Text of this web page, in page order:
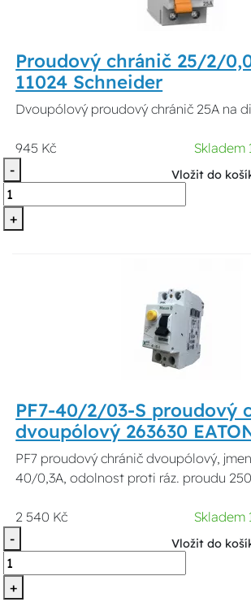
Proudový chránič 25/2/
11024 Schneider
Dvoupólový proudový chránič 25A na
945 Kč
Skladem
-
+
Vložit do
PF7-40/2/03-S proudový
dvoupólový 263630
PF7 proudový chránič dvoupólový,
40/0,3A, odolnost proti ráz. proudu
2 540 Kč
Skladem
-
+
Vložit do